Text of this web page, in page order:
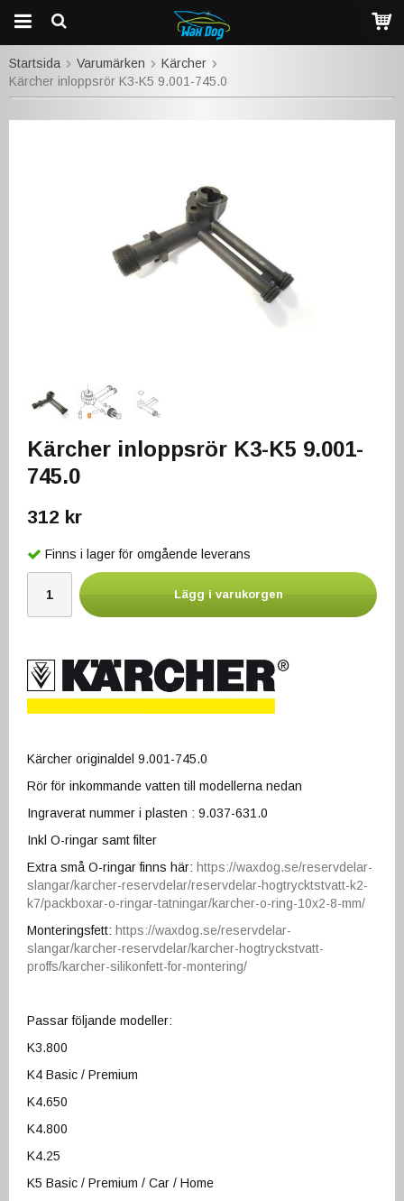
Startsida Varumärken
Kärcher
Kärcher inloppsrör K3-K5 9.001-745.0
Kärcher inloppsrör K3-K5 9.001-
745.0
312 kr
Finns i lager för omgående leverans
Lägg i varukorgen
Kärcher originaldel 9.001-745.0
Rör för inkommande vatten till modellerna nedan
Ingraverat nummer i plasten : 9.037-631.0
Inkl O-ringar samt filter
Extra små O-ringar finns här: https://waxdog.se/reservdelar-
slangar/karcher-reservdelar/reservdelar-hogtrycktstvatt-k2-
k7/packboxar-o-ringar-tatningar/karcher-o-ring-10x2-8-mm/
Monteringsfett: https://waxdog.se/reservdelar-
slangar/karcher-reservdelar/karcher-hogtryckstvatt-
proffs/karcher-silikonfett-for-montering/
Passar följande modeller:
K3.800
K4 Basic / Premium
K4.650
K4.800
K4.25
K5 Basic / Premium / Car / Home